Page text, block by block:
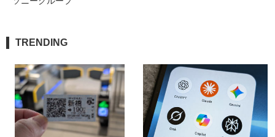
TRENDING